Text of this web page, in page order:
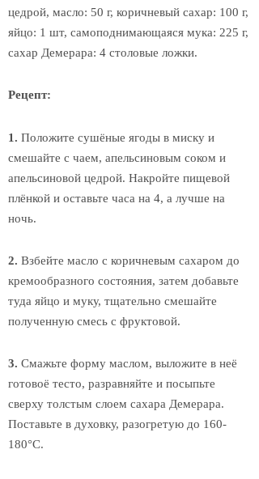
цедрой, масло: 50 г, коричневый сахар: 100 г,
яйцо: 1 шт, самоподнимающаяся мука: 225 г,
сахар Демерара: 4 столовые ложки.
Рецепт:
1. Положите сушёные ягоды в миску и
смешайте с чаем, апельсиновым соком и
апельсиновой цедрой. Накройте пищевой
плёнкой и оставьте часа на 4, а лучше на
ночь.
2. Взбейте масло с коричневым сахаром до
кремообразного состояния, затем добавьте
туда яйцо и муку, тщательно смешайте
полученную смесь с фруктовой.
3. Смажьте форму маслом, выложите в неё
готовоё тесто, разравняйте и посыпьте
сверху толстым слоем сахара Демерара.
Поставьте в духовку, разогретую до 160-
180°С.